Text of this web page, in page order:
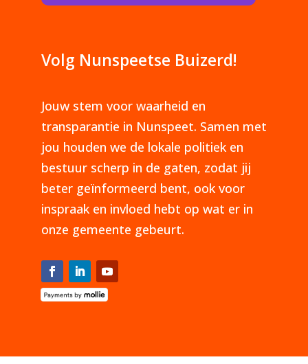
Volg Nunspeetse Buizerd!
Jouw stem voor waarheid en
transparantie in Nunspeet. Samen met
jou houden we de lokale politiek en
bestuur scherp in de gaten, zodat jij
beter geïnformeerd bent, ook voor
inspraak en invloed hebt op wat er in
onze gemeente gebeurt.